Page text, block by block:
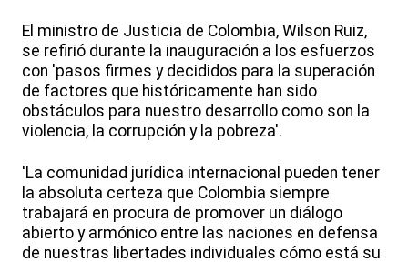
El ministro de Justicia de Colombia, Wilson Ruiz,
se refirió durante la inauguración a los esfuerzos
con 'pasos firmes y decididos para la superación
de factores que históricamente han sido
obstáculos para nuestro desarrollo como son la
violencia, la corrupción y la pobreza'.
'La comunidad jurídica internacional pueden tener
la absoluta certeza que Colombia siempre
trabajará en procura de promover un diálogo
abierto y armónico entre las naciones en defensa
de nuestras libertades individuales cómo está su